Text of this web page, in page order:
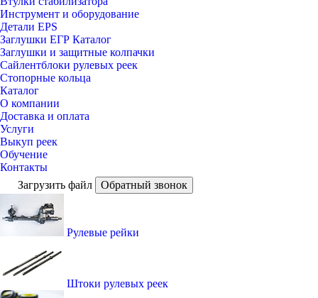
Инструмент и оборудование
Детали EPS
Заглушки ЕГР Каталог
Заглушки и защитные колпачки
Сайлентблоки рулевых реек
Стопорные кольца
Каталог
О компании
Доставка и оплата
Услуги
Выкуп реек
Обучение
Контакты
Загрузить файл
Обратный звонок
Рулевые рейки
Штоки рулевых реек